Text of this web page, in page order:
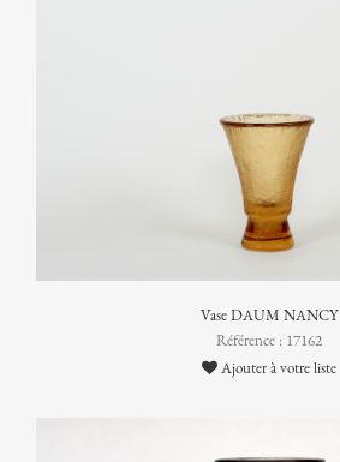
Vase DAUM NANCY
Référence : 17162
Ajouter à votre liste